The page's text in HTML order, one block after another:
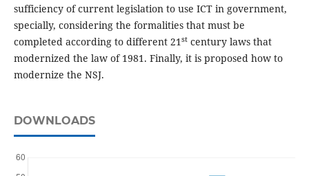
sufficiency of current legislation to use ICT in government,
specially, considering the formalities that must be
completed according to different 21stcentury laws that
modernized the law of 1981. Finally, it is proposed how to
modernize the NSJ.
DOWNLOADS